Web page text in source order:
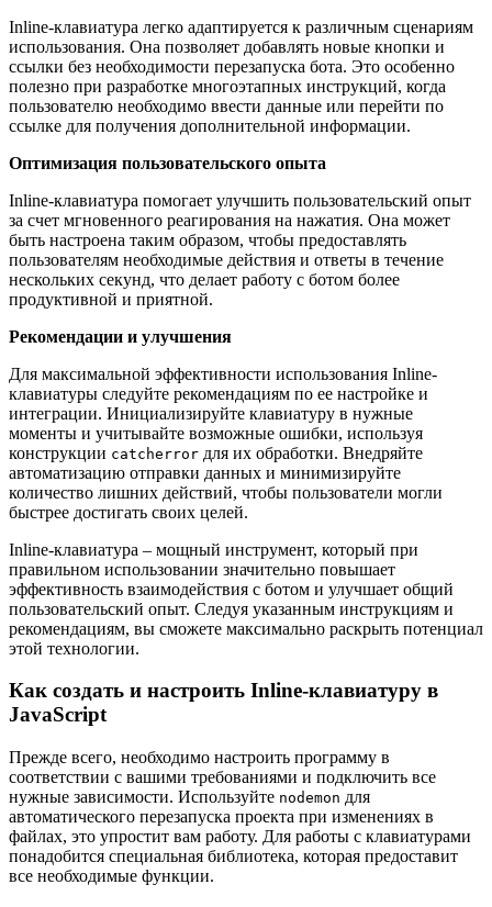
Inline-клавиатура легко адаптируется к различным сценариям
использования. Она позволяет добавлять новые кнопки и
ссылки без необходимости перезапуска бота. Это особенно
полезно при разработке многоэтапных инструкций, когда
пользователю необходимо ввести данные или перейти по
ссылке для получения дополнительной информации.
Оптимизация пользовательского опыта
Inline-клавиатура помогает улучшить пользовательский опыт
за счет мгновенного реагирования на нажатия. Она может
быть настроена таким образом, чтобы предоставлять
пользователям необходимые действия и ответы в течение
нескольких секунд, что делает работу с ботом более
продуктивной и приятной.
Рекомендации и улучшения
Для максимальной эффективности использования Inline-
клавиатуры следуйте рекомендациям по ее настройке и
интеграции. Инициализируйте клавиатуру в нужные
моменты и учитывайте возможные ошибки, используя
конструкции catcherror для их обработки. Внедряйте
автоматизацию отправки данных и минимизируйте
количество лишних действий, чтобы пользователи могли
быстрее достигать своих целей.
Inline-клавиатура – мощный инструмент, который при
правильном использовании значительно повышает
эффективность взаимодействия с ботом и улучшает общий
пользовательский опыт. Следуя указанным инструкциям и
рекомендациям, вы сможете максимально раскрыть потенциал
этой технологии.
Как создать и настроить Inline-клавиатуру в
JavaScript
Прежде всего, необходимо настроить программу в
соответствии с вашими требованиями и подключить все
нужные зависимости. Используйте nodemon для
автоматического перезапуска проекта при изменениях в
файлах, это упростит вам работу. Для работы с клавиатурами
понадобится специальная библиотека, которая предоставит
все необходимые функции.